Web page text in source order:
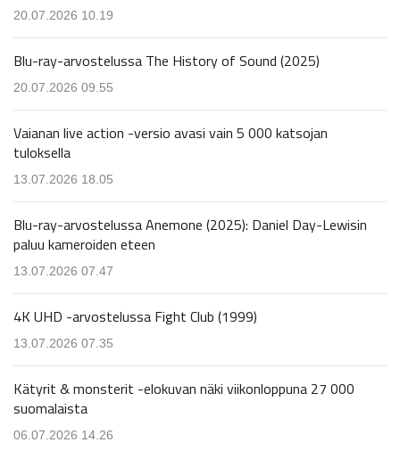
20.07.2026 10.19
Blu-ray-arvostelussa The History of Sound (2025)
20.07.2026 09.55
Vaianan live action -versio avasi vain 5 000 katsojan
tuloksella
13.07.2026 18.05
Blu-ray-arvostelussa Anemone (2025): Daniel Day-Lewisin
paluu kameroiden eteen
13.07.2026 07.47
4K UHD -arvostelussa Fight Club (1999)
13.07.2026 07.35
Kätyrit & monsterit -elokuvan näki viikonloppuna 27 000
suomalaista
06.07.2026 14.26